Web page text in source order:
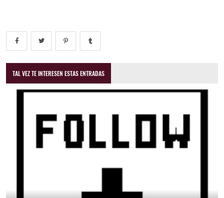
TAL VEZ TE INTERESEN ESTAS ENTRADAS